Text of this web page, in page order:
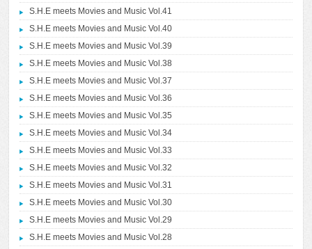
S.H.E meets Movies and Music Vol.41
S.H.E meets Movies and Music Vol.40
S.H.E meets Movies and Music Vol.39
S.H.E meets Movies and Music Vol.38
S.H.E meets Movies and Music Vol.37
S.H.E meets Movies and Music Vol.36
S.H.E meets Movies and Music Vol.35
S.H.E meets Movies and Music Vol.34
S.H.E meets Movies and Music Vol.33
S.H.E meets Movies and Music Vol.32
S.H.E meets Movies and Music Vol.31
S.H.E meets Movies and Music Vol.30
S.H.E meets Movies and Music Vol.29
S.H.E meets Movies and Music Vol.28